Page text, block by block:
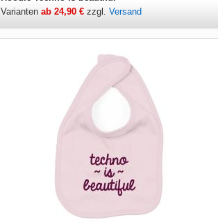
Varianten ab 24,90 € zzgl. Versand